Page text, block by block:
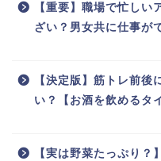
【重要】職場で忙しい
ざい？男女共に仕事が
【決定版】筋トレ前後
い？【お酒を飲めるタ
【実は野菜たっぷり